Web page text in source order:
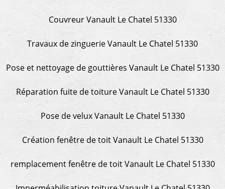
Couvreur Vanault Le Chatel 51330
Travaux de zinguerie Vanault Le Chatel 51330
Pose et nettoyage de gouttières Vanault Le Chatel 51330
Réparation fuite de toiture Vanault Le Chatel 51330
Pose de velux Vanault Le Chatel 51330
Création fenêtre de toit Vanault Le Chatel 51330
remplacement fenêtre de toit Vanault Le Chatel 51330